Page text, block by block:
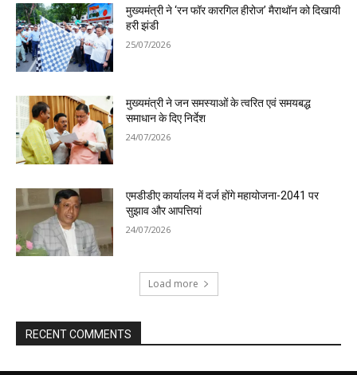
मुख्यमंत्री ने ‘रन फॉर कारगिल हीरोज’ मैराथॉन को दिखायी
हरी झंडी
25/07/2026
मुख्यमंत्री ने जन समस्याओं के त्वरित एवं समयबद्ध
समाधान के दिए निर्देश
24/07/2026
एमडीडीए कार्यालय में दर्ज होंगे महायोजना-2041 पर
सुझाव और आपत्तियां
24/07/2026
Load more
RECENT COMMENTS